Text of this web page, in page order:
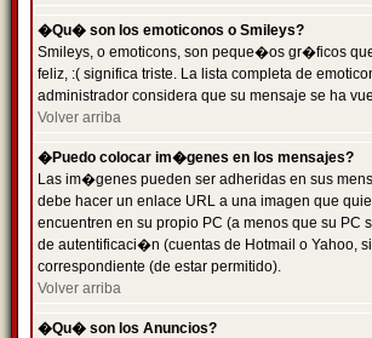
�Qu� son los emoticonos o Smileys?
Smileys, o emoticons, son peque�os gr�ficos
feliz, :( significa triste. La lista completa de
administrador considera que su mensaje se ha
Volver arriba
�Puedo colocar im�genes en los mensajes?
Las im�genes pueden ser adheridas en sus
debe hacer un enlace URL a una imagen que
encuentren en su propio PC (a menos que su
de autentificaci�n (cuentas de Hotmail o Yahoo,
correspondiente (de estar permitido).
Volver arriba
�Qu� son los Anuncios?